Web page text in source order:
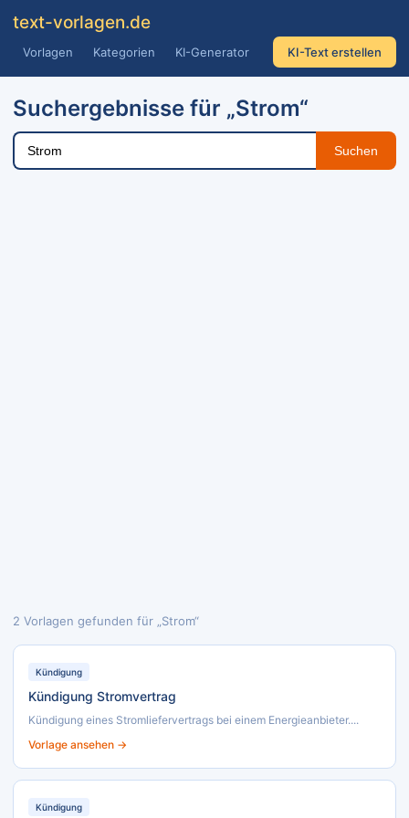
text-vorlagen.de
Vorlagen Kategorien KI-Generator KI-Text erstellen
Suchergebnisse für „Strom“
Suchen
2 Vorlagen gefunden für „Strom“
Kündigung
Kündigung Stromvertrag
Kündigung eines Stromliefervertrags bei einem Energieanbieter....
Vorlage ansehen →
Kündigung